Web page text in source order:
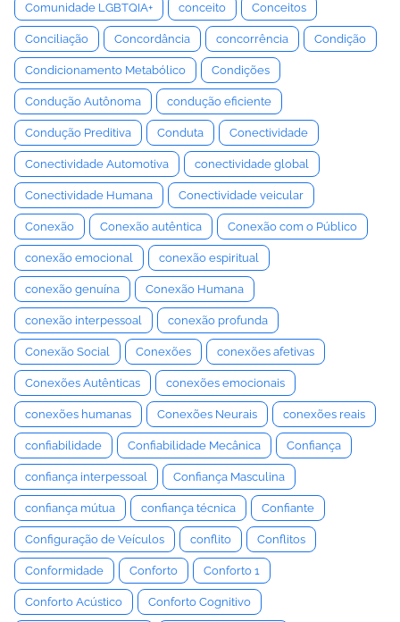
Comunidade LGBTQIA+ conceito Conceitos
Conciliação Concordância concorrência Condição
Condicionamento Metabólico Condições
Condução Autônoma condução eficiente
Condução Preditiva Conduta Conectividade
Conectividade Automotiva conectividade global
Conectividade Humana Conectividade veicular
Conexão Conexão autêntica Conexão com o Público
conexão emocional conexão espiritual
conexão genuína Conexão Humana
conexão interpessoal conexão profunda
Conexão Social Conexões conexões afetivas
Conexões Autênticas conexões emocionais
conexões humanas Conexões Neurais conexões reais
confiabilidade Confiabilidade Mecânica Confiança
confiança interpessoal Confiança Masculina
confiança mútua confiança técnica Confiante
Configuração de Veículos conflito Conflitos
Conformidade Conforto Conforto 1
Conforto Acústico Conforto Cognitivo